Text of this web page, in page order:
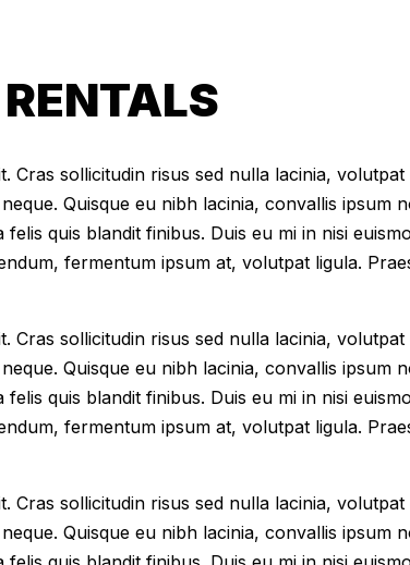
Cras sollicitudin risus sed nulla lacinia,
Quisque eu nibh lacinia, convallis
quis blandit finibus. Duis eu mi in nisi
fermentum ipsum at, volutpat ligula.
Cras sollicitudin risus sed nulla lacinia,
Quisque eu nibh lacinia, convallis
quis blandit finibus. Duis eu mi in nisi
fermentum ipsum at, volutpat ligula.
Cras sollicitudin risus sed nulla lacinia,
Quisque eu nibh lacinia, convallis